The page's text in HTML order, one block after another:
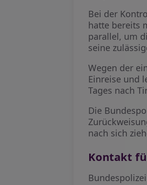
Bei der
hatte bereits
parallel, um
seine
Wegen der
Einreise und
Tages nach
Die
nach sich
Kontakt
Bundespolizei